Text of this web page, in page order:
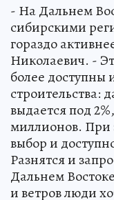
- На Дальнем
сибирскими
гораздо
Николаевич. -
более
строительства:
выдается под
миллионов. При
выбор и
Разнятся и
Дальнем
и ветров люди